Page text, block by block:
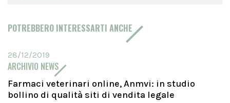
POTREBBERO INTERESSARTI ANCHE
28/12/2019
ARCHIVIO NEWS
Farmaci veterinari online, Anmvi: in studio
bollino di qualità siti di vendita legale